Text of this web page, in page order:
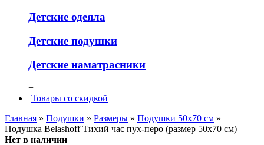
Детские одеяла
Детские подушки
Детские наматрасники
+
Товары со скидкой +
Главная » Подушки » Размеры » Подушки 50х70 см »
Подушка Belashoff Тихий час пух-перо (размер 50х70 см)
Нет в наличии